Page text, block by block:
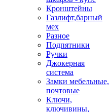
Кронштейны
Газлифт,барный
мех
Разное
Подпятники
Ручки
Джокерная
система
Замки мебельные,
почтовые
Ключи,
ключивины,